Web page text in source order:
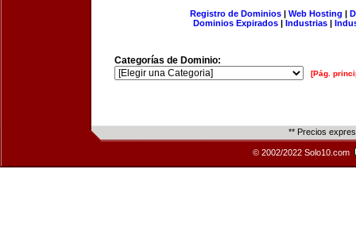
Registro de Dominios| Web Hosting |
Dominios Expirados | Industrias |
Categorías de Dominio:
[Pág.
** Precios
© 2002/2022 Solo10.com